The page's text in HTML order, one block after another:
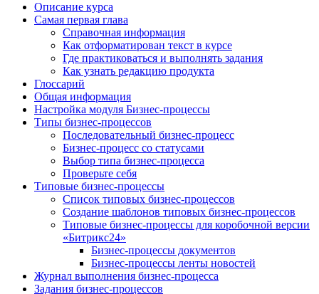
Описание курса
Самая первая глава
Справочная информация
Как отформатирован текст в курсе
Где практиковаться и выполнять задания
Как узнать редакцию продукта
Глоссарий
Общая информация
Настройка модуля Бизнес-процессы
Типы бизнес-процессов
Последовательный бизнес-процесс
Бизнес-процесс со статусами
Выбор типа бизнес-процесса
Проверьте себя
Типовые бизнес-процессы
Список типовых бизнес-процессов
Создание шаблонов типовых бизнес-процессов
Типовые бизнес-процессы для коробочной версии
«Битрикс24»
Бизнес-процессы документов
Бизнес-процессы ленты новостей
Журнал выполнения бизнес-процесса
Задания бизнес-процессов